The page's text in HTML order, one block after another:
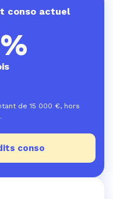
conso actuel
de 15 000 €, hors
conso